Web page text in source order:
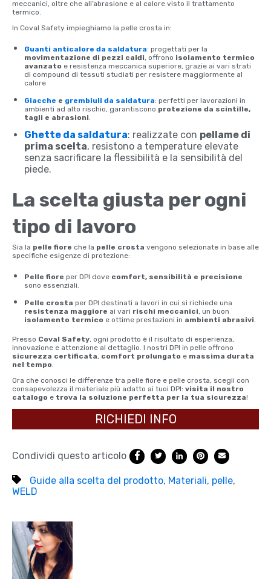
meccanici, oltre che all’abrasione e al calore visto il trattamento
termico.
In Coval Safety impieghiamo la pelle crosta in:
Guanti anticalore da saldatura: progettati per la
movimentazione di pezzi caldi, offrono isolamento termico
avanzato e resistenza meccanica superiore, grazie ai vari strati
di compound di tessuti studiati per resistere maggiormente al
calore
Giacche e grembiuli da saldatura: perfetti per lavorazioni in
ambienti ad alto rischio, garantiscono protezione da scintille,
tagli e abrasioni
Ghette da saldatura: realizzate con pellame di
prima scelta, resistono a temperature elevate
senza sacrificare la flessibilità e la sensibilità del
piede.
La scelta giusta per ogni
tipo di lavoro
Sia la pelle fiore che la pelle crosta vengono selezionate in base alle
specifiche esigenze di protezione:
Pelle fiore per DPI dove comfort, sensibilità e precisione
sono essenziali.
Pelle crosta per DPI destinati a lavori in cui si richiede una
resistenza maggiore ai vari rischi meccanici, un buon
isolamento termico e ottime prestazioni in ambienti abrasivi
Presso Coval Safety, ogni prodotto è il risultato di esperienza,
innovazione e attenzione al dettaglio. I nostri DPI in pelle offrono
sicurezza certificata, comfort prolungato e massima durata
nel tempo
Ora che conosci le differenze tra pelle fiore e pelle crosta, scegli con
consapevolezza il materiale più adatto ai tuoi DPI: visita il nostro
catalogo e trova la soluzione perfetta per la tua sicurezza!
RICHIEDI INFO
Condividi questo articolo
Guide alla scelta del prodotto, Materiali, pelle,
WELD